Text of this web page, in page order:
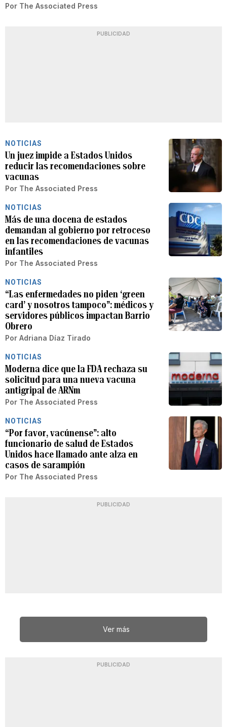
Por The Associated Press
PUBLICIDAD
NOTICIAS
Un juez impide a Estados Unidos
reducir las recomendaciones sobre
vacunas
Por The Associated Press
NOTICIAS
Más de una docena de estados
demandan al gobierno por retroceso
en las recomendaciones de vacunas
infantiles
Por The Associated Press
NOTICIAS
“Las enfermedades no piden ‘green
card’ y nosotros tampoco”: médicos y
servidores públicos impactan Barrio
Obrero
Por Adriana Díaz Tirado
NOTICIAS
Moderna dice que la FDA rechaza su
solicitud para una nueva vacuna
antigripal de ARNm
Por The Associated Press
NOTICIAS
“Por favor, vacúnense”: alto
funcionario de salud de Estados
Unidos hace llamado ante alza en
casos de sarampión
Por The Associated Press
PUBLICIDAD
Ver más
PUBLICIDAD